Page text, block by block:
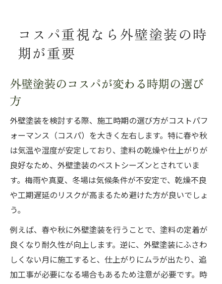
コスパ重視なら外壁塗装の時
期が重要
外壁塗装のコスパが変わる時期の選び
方
外壁塗装を検討する際、施工時期の選び方がコストパフ
ォーマンス（コスパ）を大きく左右します。特に春や秋
は気温や湿度が安定しており、塗料の乾燥や仕上がりが
良好なため、外壁塗装のベストシーズンとされていま
す。梅雨や真夏、冬場は気候条件が不安定で、乾燥不良
や工期遅延のリスクが高まるため避けた方が良いでしょ
う。
例えば、春や秋に外壁塗装を行うことで、塗料の定着が
良くなり耐久性が向上します。逆に、外壁塗装にふさわ
しくない月に施工すると、仕上がりにムラが出たり、追
加工事が必要になる場合もあるため注意が必要です。時